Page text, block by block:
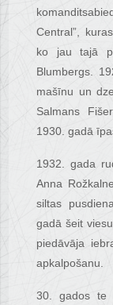
Central”,
ko jau tajā
Blumbergs.
mašīnu un
Salmans
1930. gadā
1932. gada
Anna
siltas
gadā šeit
piedāvāja
apkalpošanu.
30. gados te